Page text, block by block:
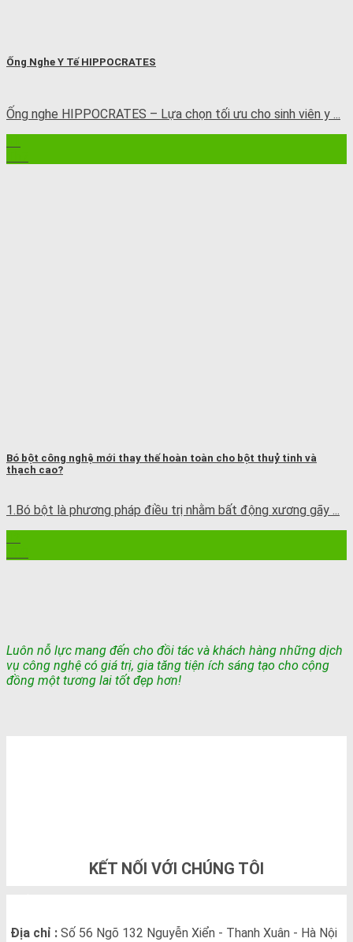
Ống Nghe Y Tế HIPPOCRATES
Ống nghe HIPPOCRATES – Lựa chọn tối ưu cho sinh viên y ...
Bó bột công nghệ mới thay thế hoàn toàn cho bột thuỷ tinh và
thạch cao?
1.Bó bột là phương pháp điều trị nhằm bất động xương gãy ...
Luôn nỗ lực mang đến cho đồi tác và khách hàng những dịch
vụ công nghệ có giá trị, gia tăng tiện ích sáng tạo cho cộng
đồng một tương lai tốt đẹp hơn!
KẾT NỐI VỚI CHÚNG TÔI
Địa chỉ : Số 56 Ngõ 132 Nguyễn Xiển - Thanh Xuân - Hà Nội